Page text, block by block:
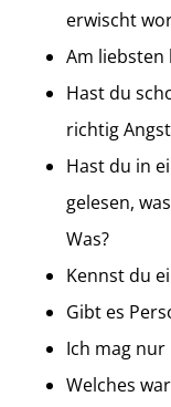
erwischt
Am liebsten
Hast du
richtig
Hast du in
gelesen,
Was?
Kennst du
Gibt es
Ich mag
Welches